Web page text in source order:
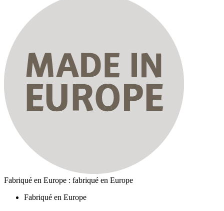
Fabriqué en Europe : fabriqué en Europe
Fabriqué en Europe